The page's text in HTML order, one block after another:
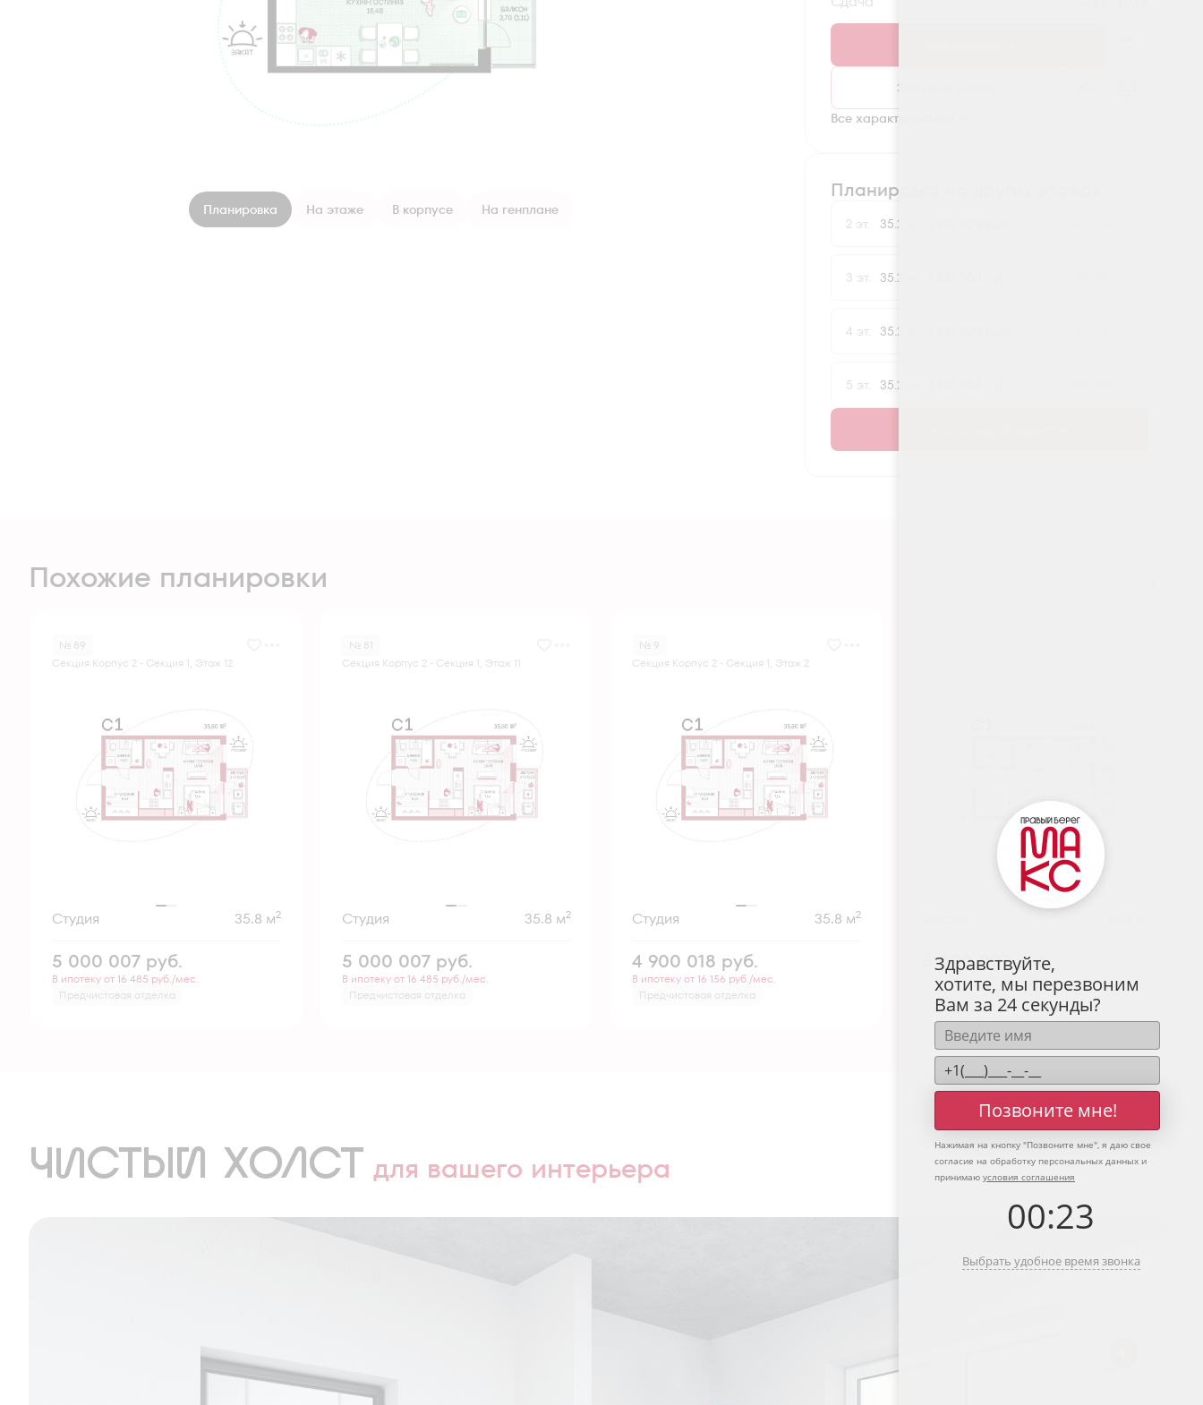
Планировка На этаже В корпусе На генплане
Заказать звонок
Все характеристики
Планировка на других этажах
2 эт. 35.2 м
3 эт. 35.2 м
4 эт. 35.2 м
5 эт. 35.2 м
Похожие планировки
№ 89
Секция Корпус 2 - Секция 1, Этаж 12
Студия 35.8 м2
5 000 007 руб.
В ипотеку от 16 485 руб./мес.
Предчистовая отделка
№ 81
Секция Корпус 2 - Секция 1, Этаж 11
Студия 35.8 м2
5 000 007 руб.
В ипотеку от 16 485 руб./мес.
Предчистовая отделка
№ 9
Секция Корпус 2 - Секция 1, Этаж 2
Студия 35.8 м2
4 900 018 руб.
В ипотеку от 16 156 руб./мес.
Предчистовая отделка
5 000 007руб.
В ипотеку от 16 485 руб./мес.
Предчистовая отделка
ЧИСТЫЙ ХОЛСТ для вашего интерьера
Здравствуйте,
хотите, мы перезвоним
Вам за 24 секунды?
Позвоните мне!
Нажимая на кнопку "Позвоните мне", я даю свое
согласие на обработку персональных данных и
принимаю условия соглашения
00:23
Выбрать удобное время звонка